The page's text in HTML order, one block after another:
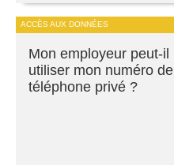
ACCÈS AUX DONNÉES
Mon employeur peut-il
utiliser mon numéro de
téléphone privé ?